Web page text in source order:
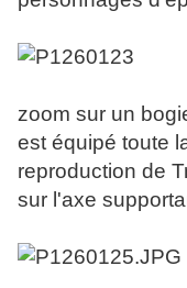
zoom sur un
est équipé toute
reproduction de
sur l'axe